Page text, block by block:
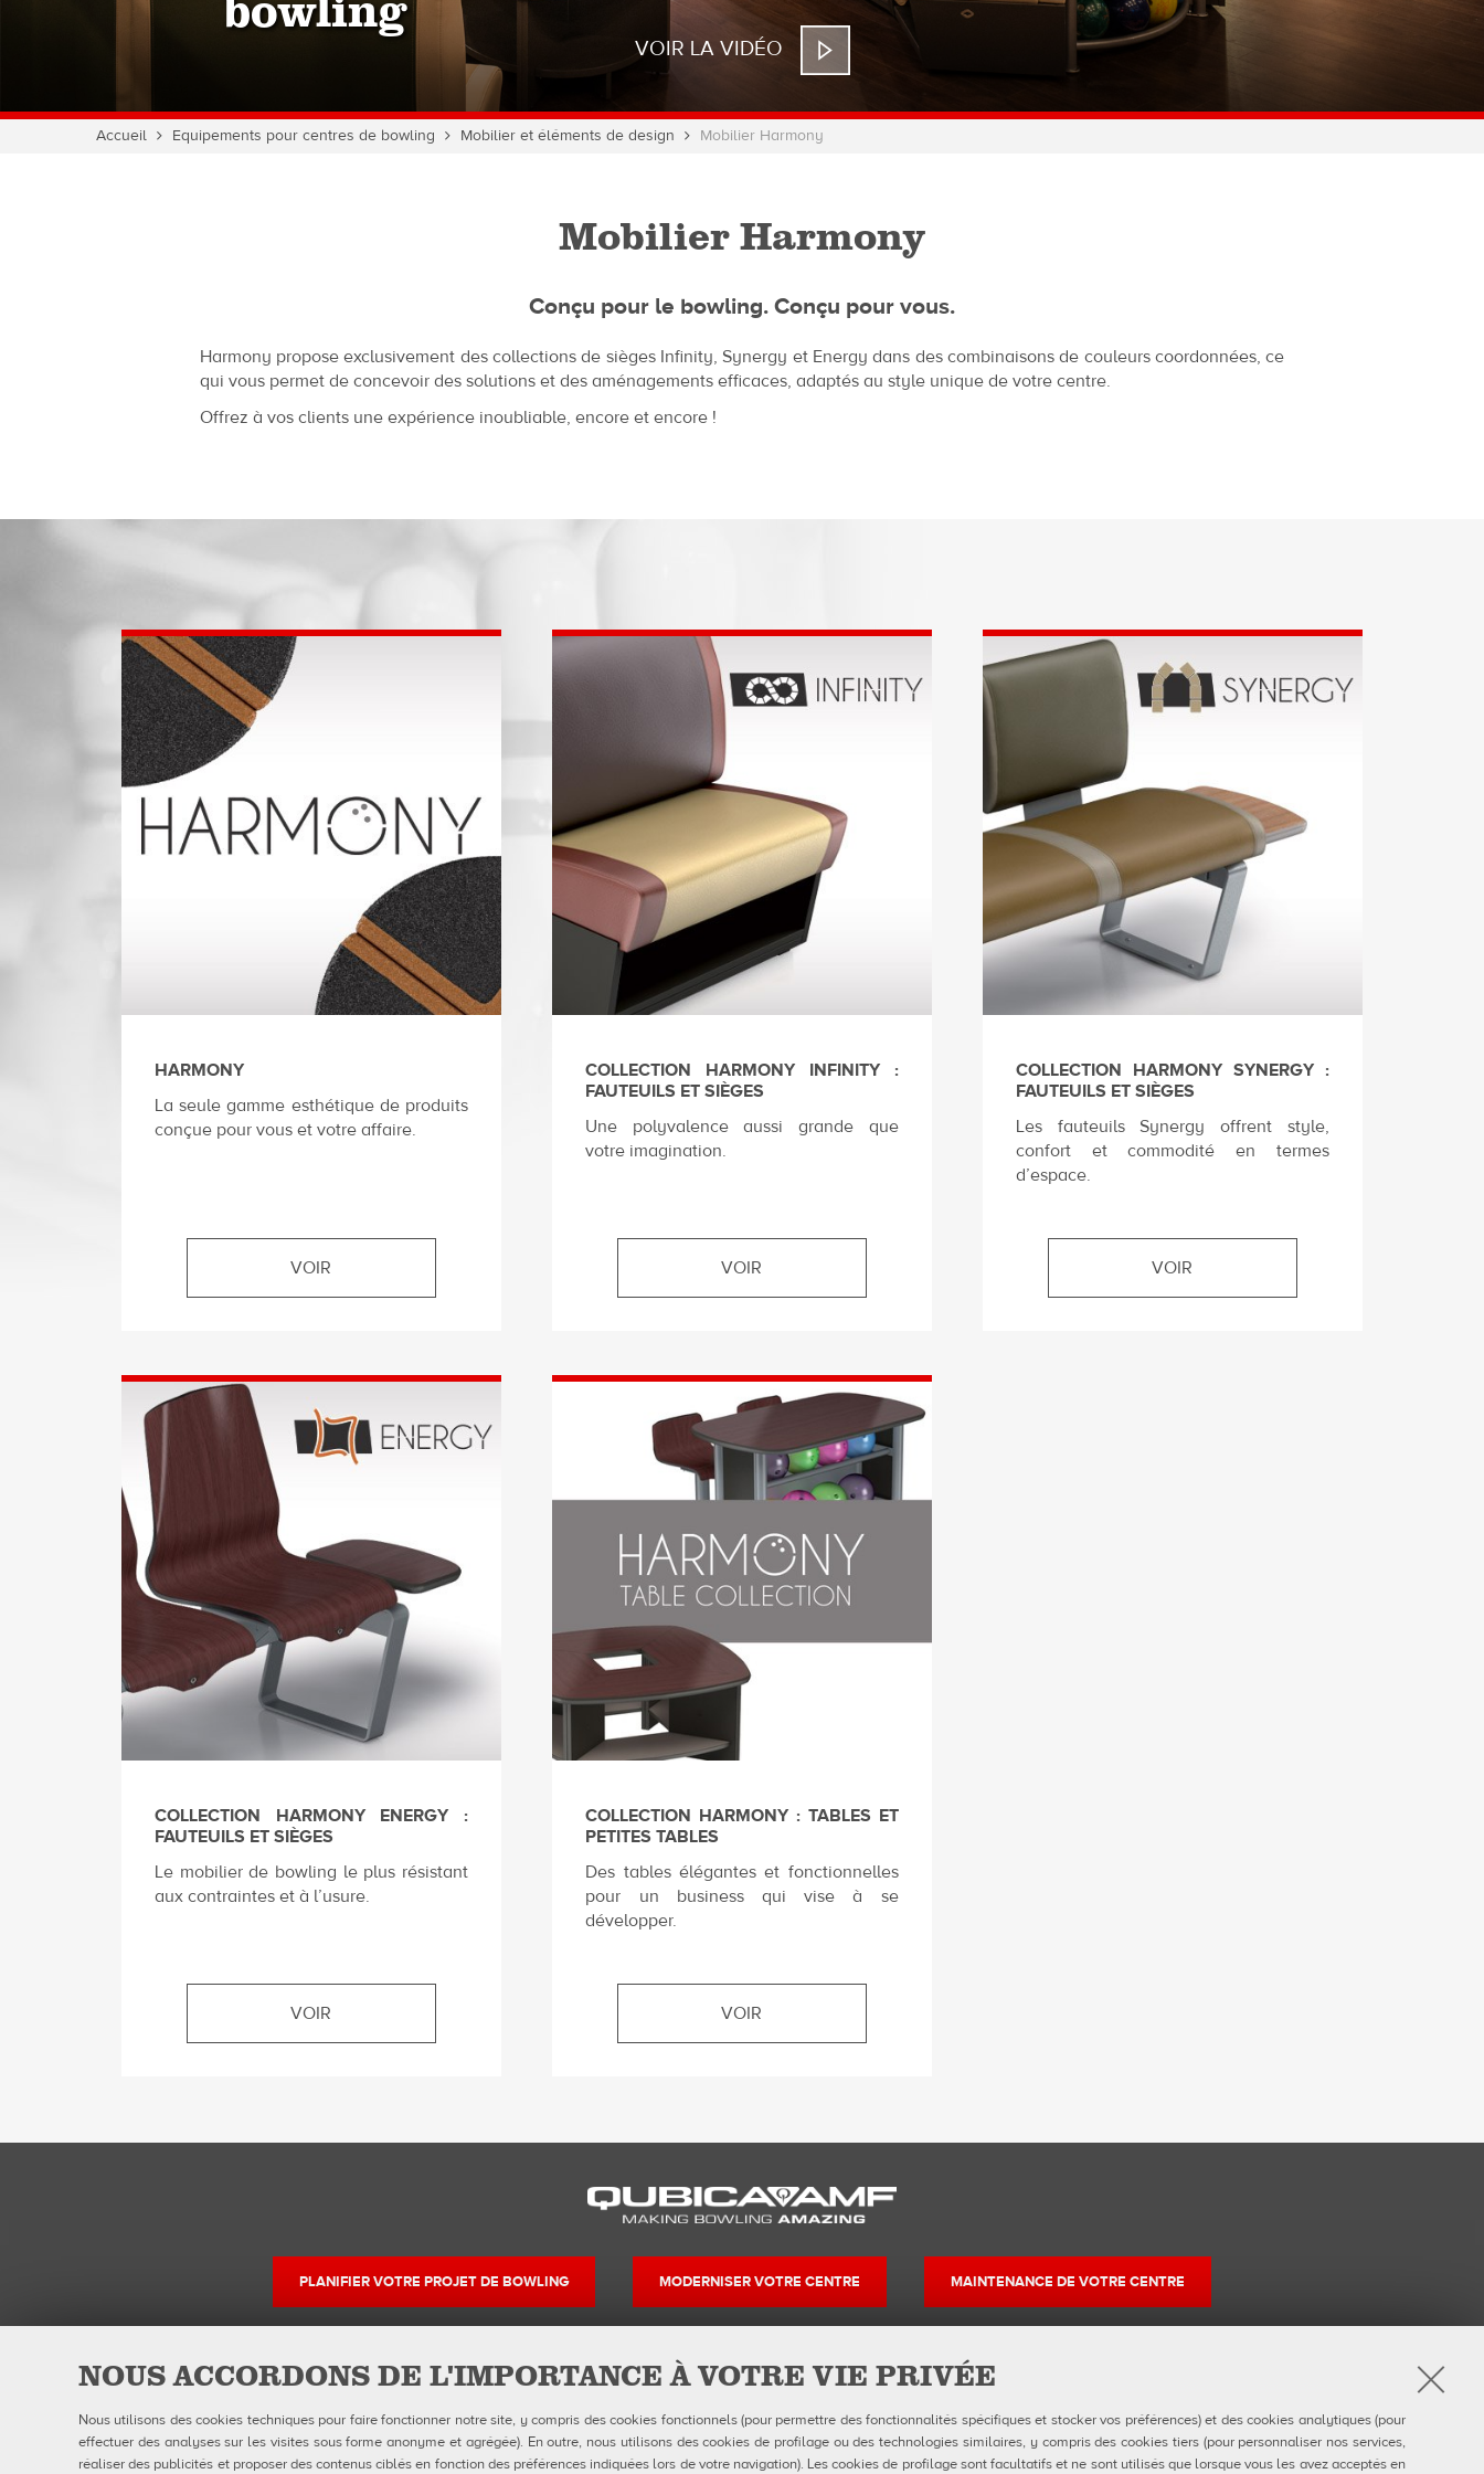
NOUS ACCORDONS DE L'IMPORTANCE À VOTRE VIE PRIVÉE
Nous utilisons des cookies techniques pour faire fonctionner notre site, y compris des cookies fonctionnels (pour permettre des fonctionnalités spécifiques et stocker vos préférences) et des cookies analytiques (pour
effectuer des analyses sur les visites sous forme anonyme et agrégée). En outre, nous utilisons des cookies de profilage ou des technologies similaires, y compris des cookies tiers (pour personnaliser nos services,
réaliser des publicités et proposer des contenus ciblés en fonction des préférences indiquées lors de votre navigation). Les cookies de profilage sont facultatifs et ne sont utilisés que lorsque vous les avez acceptés en
VOIR LA VIDÉO
Vous
Accueil Equipements pour centres de bowling Mobilier et éléments de design Mobilier Harmony
Mobilier Harmony
Conçu pour le bowling. Conçu pour vous.
Harmony propose exclusivement des collections de sièges Infinity, Synergy et Energy dans des combinaisons de couleurs coordonnées, ce
qui vous permet de concevoir des solutions et des aménagements efficaces, adaptés au style unique de votre centre.
Offrez à vos clients une expérience inoubliable, encore et encore !
HARMONY
La seule gamme esthétique de produits
conçue pour vous et votre affaire.
VOIR
COLLECTION HARMONY INFINITY :
FAUTEUILS ET SIÈGES
Une polyvalence aussi grande que
votre imagination.
VOIR
COLLECTION HARMONY SYNERGY :
FAUTEUILS ET SIÈGES
Les fauteuils Synergy offrent style,
confort et commodité en termes
d’espace.
VOIR
COLLECTION HARMONY ENERGY :
FAUTEUILS ET SIÈGES
Le mobilier de bowling le plus résistant
aux contraintes et à l’usure.
VOIR
COLLECTION HARMONY : TABLES ET
PETITES TABLES
Des tables élégantes et fonctionnelles
pour un business qui vise à se
développer.
VOIR
PLANIFIER VOTRE PROJET DE BOWLING MODERNISER VOTRE CENTRE MAINTENANCE DE VOTRE CENTRE
40 rue Jacques Ibert
92300 Levallois-Perret:
Téléphone : 0140899470
Entreprise
Galerie
Actualités
Formulaires FDS
Politique de confidentialité
Politique en matière de cookies
FacebookInstagram
YouTube